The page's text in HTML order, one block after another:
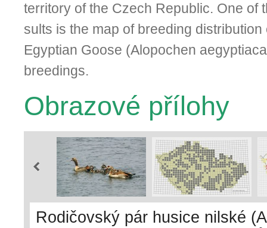
territory of the Czech Republic. One of
sults is the map of breeding
Egyptian Goose (Alopochen
breedings.
Obrazové přílohy
Rodičovský pár husice nilské